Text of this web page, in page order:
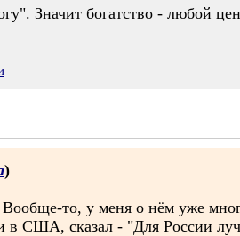
Значит богатство - любой
)
то, у меня о нём уже
США, сказал - "Для России